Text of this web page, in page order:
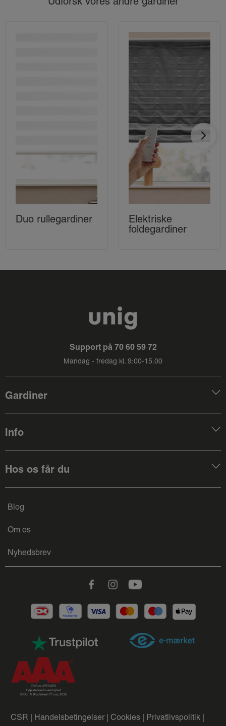
Duo rullegardiner
Elektriske
foldegardiner
Support på 70 60 59 72
Mandag - fredag kl. 9:00-15.00
Gardiner
Info
Hos os får du
Blog
Om os
Nyhedsbrev
FacebookInstagramYoutube
CSR | Handelsbetingelser | Cookies | Privatlivspolitik |